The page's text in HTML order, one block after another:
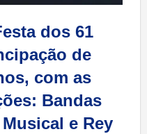
dos 61
de
com as
Bandas
e Rey